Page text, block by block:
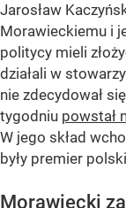
Jarosław
Morawieckiemu i
politycy mieli
działali w
nie zdecydował
tygodniu powstał
W jego skład
były premier
Morawiecki